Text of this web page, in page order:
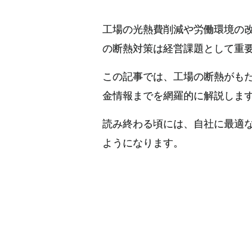
工場の光熱費削減や労働環境の
の断熱対策は経営課題として重
この記事では、工場の断熱がも
金情報までを網羅的に解説します
読み終わる頃には、自社に最適
ようになります。